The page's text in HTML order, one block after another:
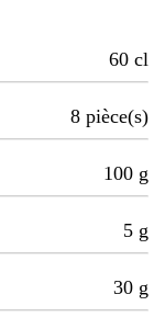
60 cl
8 pièce(s)
100 g
5 g
30 g